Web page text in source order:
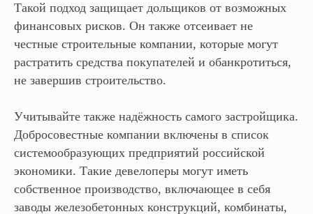
Такой подход защищает дольщиков от возможных
финансовых рисков. Он также отсеивает не
честные строительные компании, которые могут
растратить средства покупателей и обанкротиться,
не завершив строительство.
Учитывайте также надёжность самого застройщика.
Добросовестные компании включены в список
системообразующих предприятий российской
экономики. Такие девелоперы могут иметь
собственное производство, включающее в себя
заводы железобетонных конструкций, комбинаты,